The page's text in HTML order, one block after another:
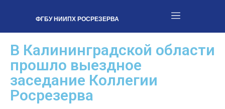
ФГБУ НИИПХ РОСРЕЗЕРВА
В Калининградской области
прошло выездное
заседание Коллегии
Росрезерва